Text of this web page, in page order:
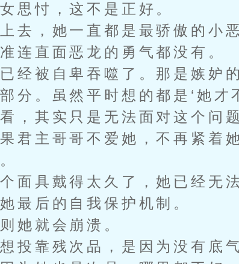
忖，这不是正好。
，她一直都是最骄傲的小恶
连直面恶龙的勇气都没有。
被自卑吞噬了。那是嫉妒的
分。虽然平时想的都是‘她才
，其实只是无法面对这个问题
主哥哥不爱她，不再紧着
具戴得太久了，她已经无法
最后的自我保护机制。
就会崩溃。
靠残次品，是因为没有底气